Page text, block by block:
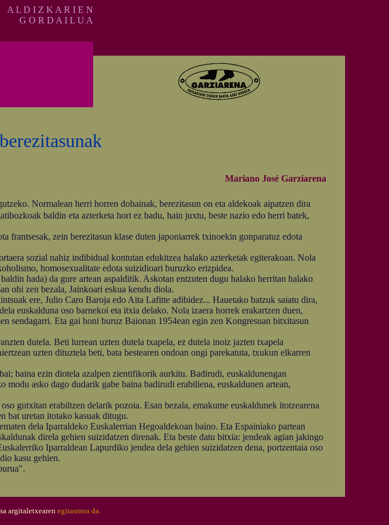
A L D I Z K A R I E N
G O R D A I L U A
Mariano José Garziarena
Normalean herri horren dohainak, berezitasun on eta aldekoak aipatzen dira
baldin eta azterketa hori ez badu, hain juxtu, beste nazio edo herri batek,
zein berezitasun klase duten japoniarrek txinoekin gonparatuz edota
sozial nahiz indibidual kontutan edukitzea halako azterketak egiterakoan. Nola
homosexualitate edota suizidioari buruzko erizpidea.
hada) da gure artean aspalditik. Askotan entzuten dugu halako herritan halako
ohi zen bezala, Jainkoari eskua kendu diola.
ere, Julio Caro Baroja edo Aita Lafitte adibidez... Hauetako batzuk saiatu dira,
euskalduna oso barnekoi eta itxia delako. Nola izaera horrek erakartzen duen,
sendagarri. Eta gai honi buruz Baionan 1954ean egin zen Kongresuan bitxitasun
dutela. Beti lurrean uzten dutela txapela, ez dutela inoiz jazten txapela
uzten dituztela beti, bata bestearen ondoan ongi parekatuta, txukun elkarren
baina ezin diotela azalpen zientifikorik aurkitu. Badirudi, euskaldunengan
asko dago dudarik gabe baina badirudi erabiliena, euskaldunen artean,
gutxitan erabiltzen delarik pozoia. Esan bezala, emakume euskaldunek itotzearena
bat uretan itotako kasuak ditugu.
dela Iparraldeko Euskalerrian Hegoaldekoan baino. Eta Espainiako partean
direla gehien suizidatzen direnak. Eta beste datu bitxia: jendeak agian jakingo
Iparraldean Lapurdiko jendea dela gehien suizidatzen dena, portzentaia oso
kasu gehien.
argitaletxearenegitasmoa da.